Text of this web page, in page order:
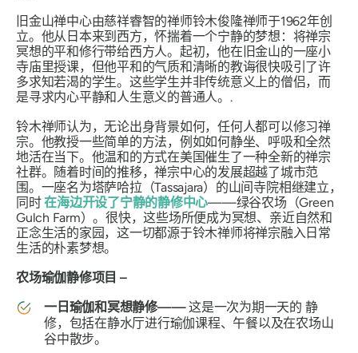
旧金山禅中心由慈祥睿智的禅师铃木俊隆禅师于1962年创
立。他从日本来到西方，怀揣着一个宁静的梦想：将禅宗
冥想的平和修行带给西方人。起初，他在旧金山的一座小
寺庙里授课，但他平和的气质和清晰的教诲很快吸引了许
多求知若渴的学生。这些学生并非传统意义上的僧侣，而
是寻求内心平静和人生意义的普通人。.
铃木禅师认为，无论出身背景如何，任何人都可以修习禅
宗。他教授一些简单的方法，例如如何静坐、呼吸和全然
地活在当下。他温和的方式在美国催生了一种全新的禅宗
社群。随着时间的推移，禅宗中心的发展超越了城市范
围。一座名为塔萨哈拉（Tassajara）的山间寺院相继建立，
同时在海边开设了宁静的静修中心——绿谷农场（Green
Gulch Farm）。很快，这些场所便成为冥想、亲近自然和
正念生活的家园，这一切都源于铃木禅师将禅宗融入日常
生活的朴素梦想。
农场瑜伽静修项目 –
一日瑜伽和冥想静修——这是一次为期一天的 静
修，包括在静水厅进行瑜伽课程、午餐以及在农场山
谷中散步。